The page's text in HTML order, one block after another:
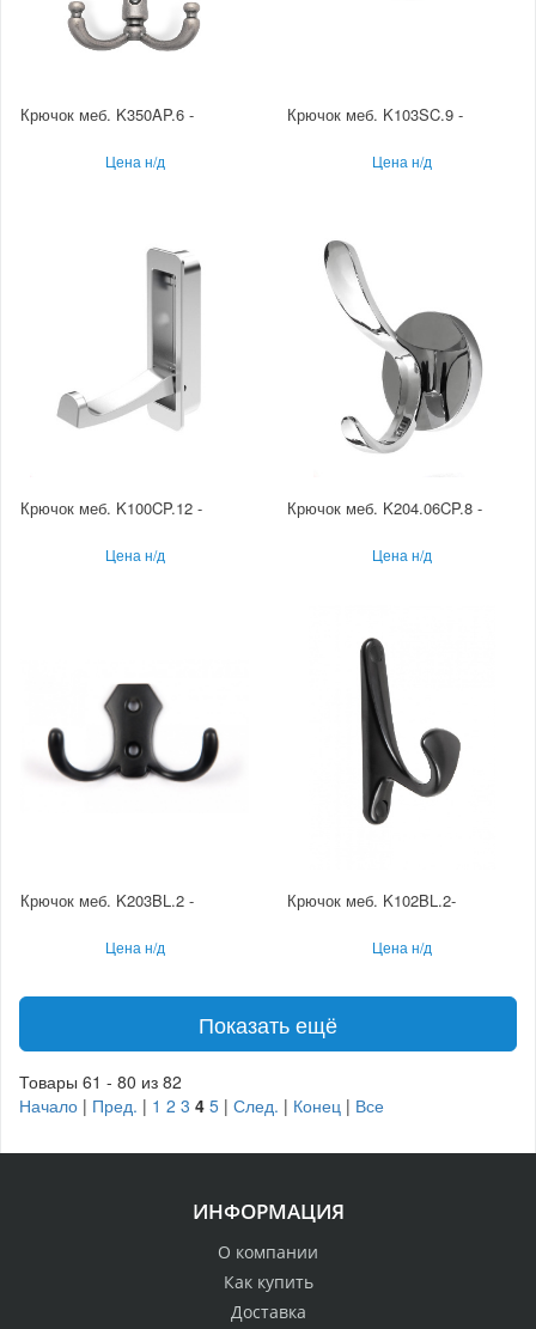
Крючок меб. K350AP.6 -
Цена н/д
Крючок меб. K103SC.9 -
Цена н/д
Крючок меб. K100CP.12 -
Цена н/д
Крючок меб. K204.06CP.8 -
Цена н/д
Крючок меб. K203BL.2 -
Цена н/д
Крючок меб. K102BL.2-
Цена н/д
Показать ещё
Товары 61 - 80 из 82
Начало | Пред. | 1 2 3 4 5 | След. | Конец | Все
ИНФОРМАЦИЯ
О компании
Как купить
Доставка